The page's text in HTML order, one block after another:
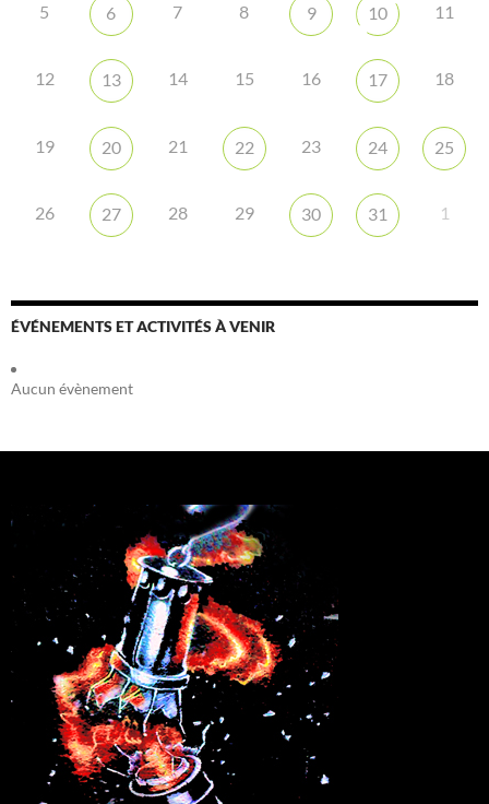
5 6 7 8 9 10 11
12 13 14 15 16 17 18
19 20 21 22 23 24 25
26 27 28 29 30 31 1
ÉVÉNEMENTS ET ACTIVITÉS À VENIR
Aucun évènement